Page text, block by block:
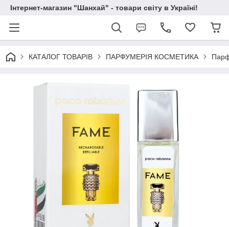
Інтернет-магазин "Шанхай" - товари світу в Україні!
КАТАЛОГ ТОВАРІВ ПАРФУМЕРІЯ КОСМЕТИКА